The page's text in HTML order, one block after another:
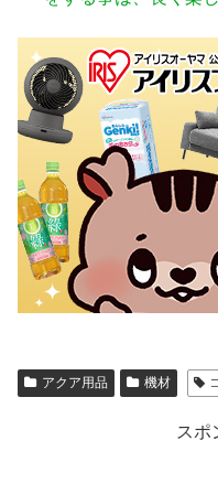
アクア用品 機材
スポ